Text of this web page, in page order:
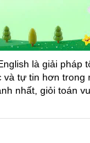
là giải pháp
và tự tin hơn trong
nhất, giỏi toán